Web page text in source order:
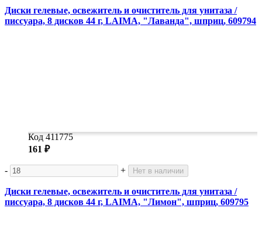
Диски гелевые, освежитель и очиститель для унитаза /
писсуара, 8 дисков 44 г, LAIMA, "Лаванда", шприц, 609794
Код 411775
161 ₽
- + Нет в наличии
Диски гелевые, освежитель и очиститель для унитаза /
писсуара, 8 дисков 44 г, LAIMA, "Лимон", шприц, 609795